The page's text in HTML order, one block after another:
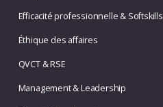
Efficacité professionnelle & Softskills
Éthique des affaires
QVCT & RSE
Management & Leadership